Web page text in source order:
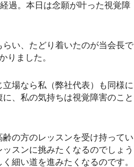
過。本日は念願が叶った視覚障
い、たどり着いたのが当会長で
りました。
場なら私（弊社代表）も同様に
、私の気持ちは視覚障害のこと
の方のレッスンを受け持ってい
スンに挑みたくなるのでしょう
細い道を進みたくなるのです。